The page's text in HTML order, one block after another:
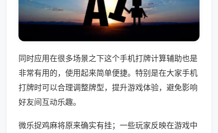
同时应用在很多场景之下这个手机打牌计算辅助也是
非常有用的，使用起来简单便捷。特别是在大家手机
打牌时可以合理调整牌型，提升游戏体验，避免影响
好友间互动乐趣。
微乐捉鸡麻将原来确实有挂；一些玩家反映在游戏中